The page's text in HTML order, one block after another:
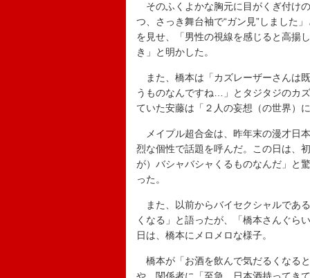
そのふくよかな胸元に目がくぎ付け
つ、さっき舞台袖で“ガン見”しました
を見せ、「男性の視線を感じると高揚
き」と明かした。
また、橋本は「カズレーザーさんは
うものなんですね…」とタジタジのカ
ていた安藤は「２人の妄想（の世界）
メイプル超合金は、昨年末の漫才日
烈な個性で話題を呼んだ。この日は、
が）バシャバシャくるものなんだ」と
った。
また、以前からバイセクシャルであ
くなる」と語ったが、「橋本さんぐら
日は、橋本にメロメロな様子。
橋本が「お酒を飲んで気だるくなる